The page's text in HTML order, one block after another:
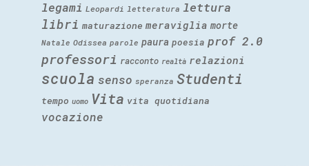
legami Leopardi letteratura lettura
libri maturazione meraviglia morte
Natale Odissea parole paura poesia prof 2.0
professori racconto realtà relazioni
scuola senso speranza Studenti
tempo uomo Vita vita quotidiana
vocazione